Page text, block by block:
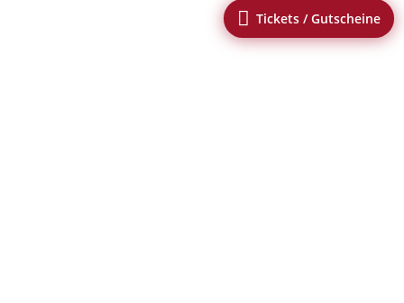
 Tickets / Gutscheine